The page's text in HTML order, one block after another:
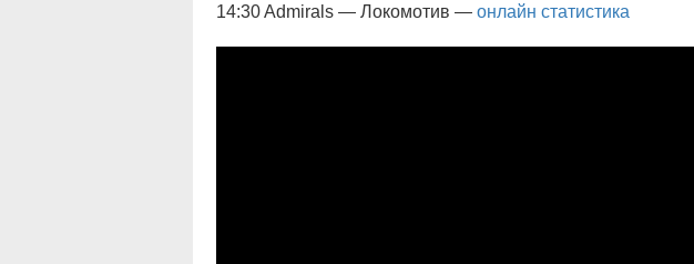
14:30 Admirals — Локомотив — онлайн статистика